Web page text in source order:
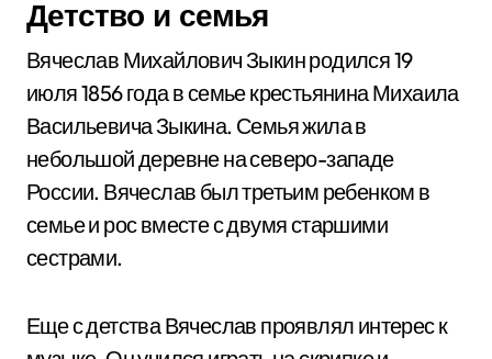
Детство и семья
Вячеслав Михайлович Зыкин родился 19
июля 1856 года в семье крестьянина Михаила
Васильевича Зыкина. Семья жила в
небольшой деревне на северо-западе
России. Вячеслав был третьим ребенком в
семье и рос вместе с двумя старшими
сестрами.
Еще с детства Вячеслав проявлял интерес к